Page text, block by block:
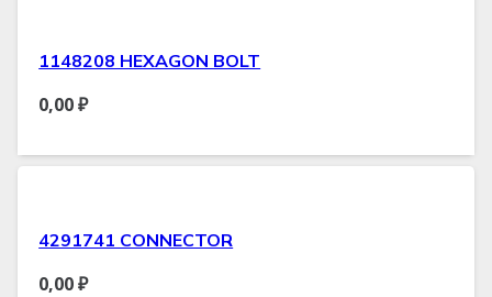
1148208 HEXAGON BOLT
0,00₽
4291741 CONNECTOR
0,00₽